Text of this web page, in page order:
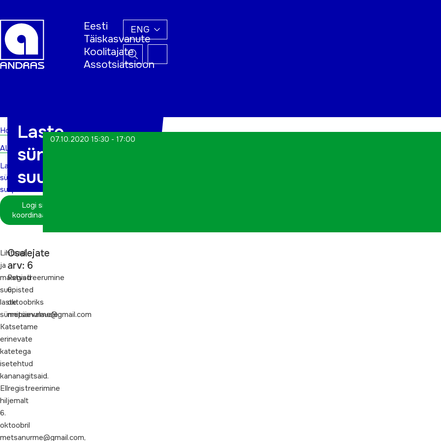
Eesti
Täiskasvanute
Koolitajate
Assotsiatsioon
ENG
Home
ALWs
Laste
sünnipäevalaua
suupisted
Logi sisse
koordinaatorina
Laste
sünnipäevalaua
suupisted
07.10.2020 15:30 - 17:00
Lihtsad
ja
maistvad
suupisted
laste
sünnipäevalauale.
Katsetame
erinevate
katetega
isetehtud
kananagitsaid.
Ellregistreerimine
hiljemalt
6.
oktoobril
metsanurme@gmail.com,
Osalejate
arv: 6
Registreerumine
6.
oktoobriks
metsanurme@gmail.com